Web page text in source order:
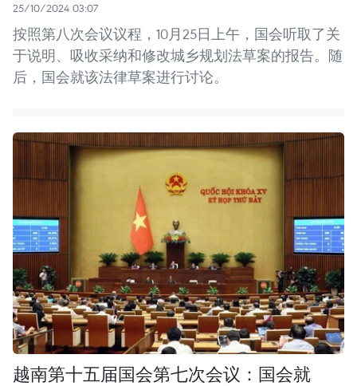
25/10/2024 03:07
按照第八次会议议程，10月25日上午，国会听取了关
于说明、吸收采纳和修改城乡规划法草案的报告。随
后，国会就该法律草案进行讨论。
越南第十五届国会第七次会议：国会就